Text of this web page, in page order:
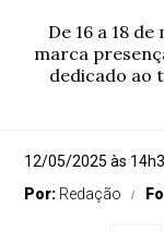
De 16 a 18
marca
dedicado ao
12/05/2025 às
Por: Redação